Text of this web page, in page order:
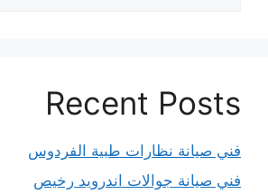
Recent Posts
فني صيانة نظارات طبية الفردوس
فني صيانة جوالات اندرويد رخيص